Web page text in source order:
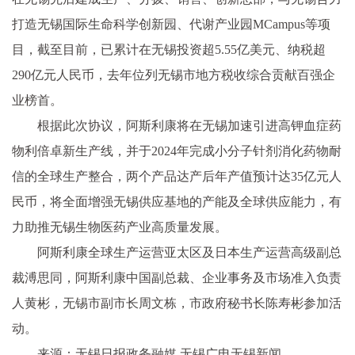
打造无锡国际生命科学创新园、代谢产业园MCampus等项
目，截至目前，已累计在无锡投资超5.55亿美元、纳税超
290亿元人民币，去年位列无锡市地方税收综合贡献百强企
业榜首。
根据此次协议，阿斯利康将在无锡加速引进高钾血症药
物利倍卓新生产线，并于2024年完成小分子针剂消化药物耐
信的全球生产整合，两个产品达产后年产值预计达35亿元人
民币，将全面增强无锡供应基地的产能及全球供应能力，有
力助推无锡生物医药产业高质量发展。
阿斯利康全球生产运营亚太区及日本生产运营高级副总
裁溥思同，阿斯利康中国副总裁、企业事务及市场准入负责
人黄彬，无锡市副市长周文栋，市政府秘书长陈寿彬参加活
动。